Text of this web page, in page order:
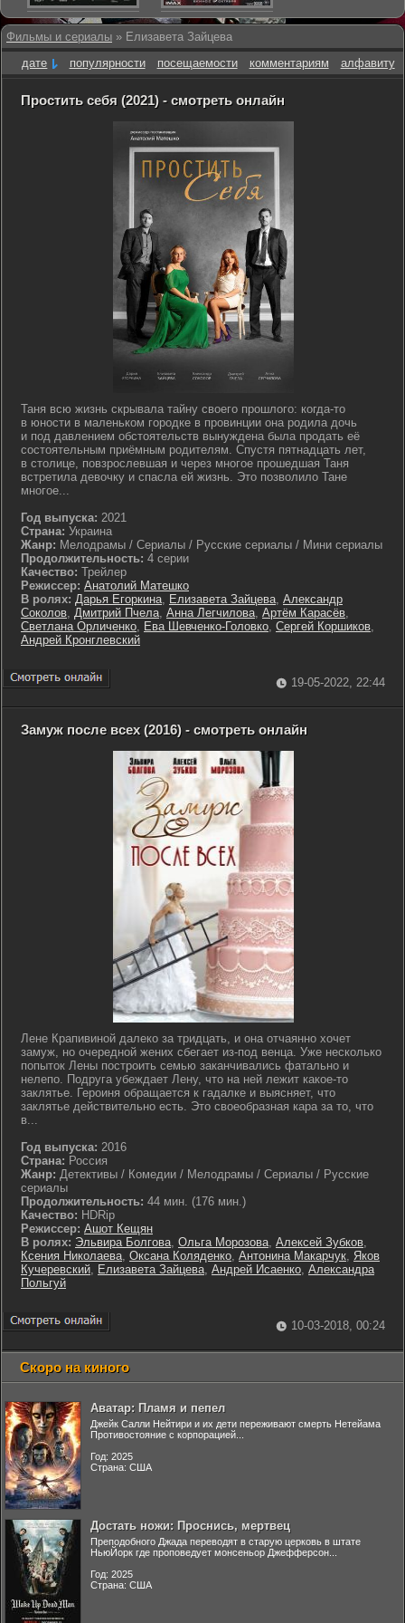
Фильмы и сериалы » Елизавета Зайцева
дате
популярности посещаемости комментариям алфавиту
Простить себя (2021) - смотреть онлайн
Таня всю жизнь скрывала тайну своего прошлого: когда-то
в юности в маленьком городке в провинции она родила дочь
и под давлением обстоятельств вынуждена была продать её
состоятельным приёмным родителям. Спустя пятнадцать лет,
в столице, повзрослевшая и через многое прошедшая Таня
встретила девочку и спасла ей жизнь. Это позволило Тане
многое...
Год выпуска: 2021
Страна: Украина
Жанр: Мелодрамы / Сериалы / Русские сериалы / Мини сериалы
Продолжительность: 4 серии
Качество: Трейлер
Режиссер: Анатолий Матешко
В ролях: Дарья Егоркина, Елизавета Зайцева, Александр
Соколов, Дмитрий Пчела, Анна Легчилова, Артём Карасёв,
Светлана Орличенко, Ева Шевченко-Головко, Сергей Коршиков,
Андрей Кронглевский
19-05-2022, 22:44
Замуж после всех (2016) - смотреть онлайн
Лене Крапивиной далеко за тридцать, и она отчаянно хочет
замуж, но очередной жених сбегает из-под венца. Уже несколько
попыток Лены построить семью заканчивались фатально и
нелепо. Подруга убеждает Лену, что на ней лежит какое-то
заклятье. Героиня обращается к гадалке и выясняет, что
заклятье действительно есть. Это своеобразная кара за то, что
в...
Год выпуска: 2016
Страна: Россия
Жанр: Детективы / Комедии / Мелодрамы / Сериалы / Русские
сериалы
Продолжительность: 44 мин. (176 мин.)
Качество: HDRip
Режиссер: Ашот Кещян
В ролях: Эльвира Болгова, Ольга Морозова, Алексей Зубков,
Ксения Николаева, Оксана Коляденко, Антонина Макарчук, Яков
Кучеревский, Елизавета Зайцева, Андрей Исаенко, Александра
Польгуй
10-03-2018, 00:24
Скоро на киного
Аватар: Пламя и пепел
Джейк Салли Нейтири и их дети переживают смерть Нетейама
Противостояние с корпорацией...
Год: 2025
Страна: США
Достать ножи: Проснись, мертвец
Преподобного Джада переводят в старую церковь в штате
НьюЙорк где проповедует монсеньор Джефферсон...
Год: 2025
Страна: США